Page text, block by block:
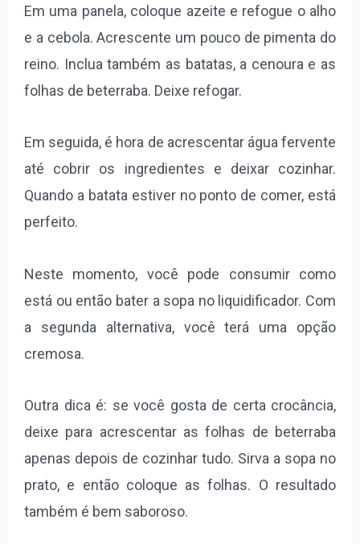
Em uma panela, coloque azeite e refogue o alho
e a cebola. Acrescente um pouco de pimenta do
reino. Inclua também as batatas, a cenoura e as
folhas de beterraba. Deixe refogar.
Em seguida, é hora de acrescentar água fervente
até cobrir os ingredientes e deixar cozinhar.
Quando a batata estiver no ponto de comer, está
perfeito.
Neste momento, você pode consumir como
está ou então bater a sopa no liquidificador. Com
a segunda alternativa, você terá uma opção
cremosa.
Outra dica é: se você gosta de certa crocância,
deixe para acrescentar as folhas de beterraba
apenas depois de cozinhar tudo. Sirva a sopa no
prato, e então coloque as folhas. O resultado
também é bem saboroso.